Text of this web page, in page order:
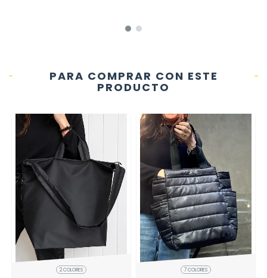
PARA COMPRAR CON ESTE
PRODUCTO
2 COLORES 7 COLORES